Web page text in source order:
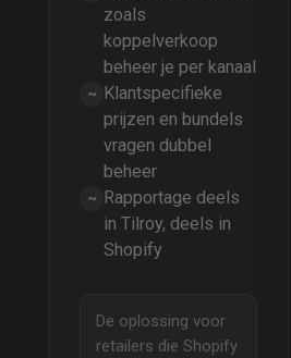
zoals
koppelverkoop
beheer je per kanaal
~ Klantspecifieke
prijzen en bundels
vragen dubbel
beheer
~ Rapportage deels
in Tilroy, deels in
Shopify
De oplossing voor
retailers die Shopify